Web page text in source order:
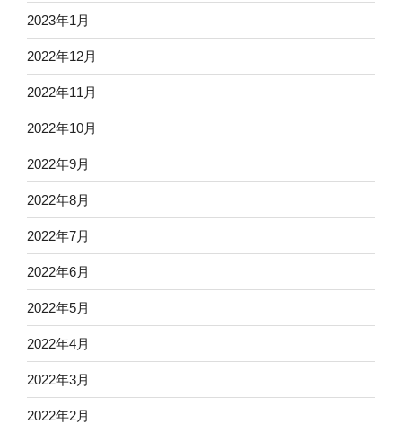
2023年1月
2022年12月
2022年11月
2022年10月
2022年9月
2022年8月
2022年7月
2022年6月
2022年5月
2022年4月
2022年3月
2022年2月